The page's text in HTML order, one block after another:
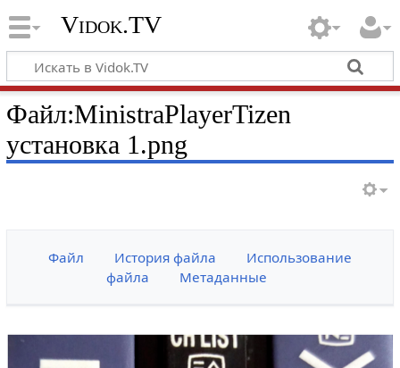
Vidok.TV
Файл:MinistraPlayerTizen
установка 1.png
Файл История файла
Использование
файла
Метаданные